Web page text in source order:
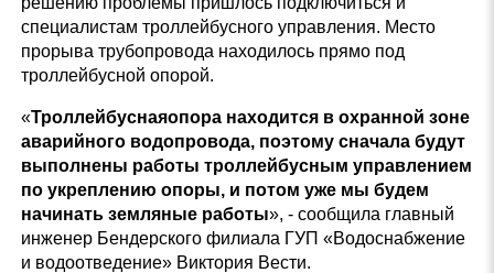
специалистам троллейбусного управления. Место
прорыва трубопровода находилось прямо под
троллейбусной опорой.
«Троллейбуснаяопора находится в охранной зоне
аварийного водопровода, поэтому сначала будут
выполнены работы троллейбусным управлением
по укреплению опоры, и потом уже мы будем
начинать земляные работы», - сообщила главный
инженер Бендерского филиала ГУП «Водоснабжение
и водоотведение» Виктория Вести.